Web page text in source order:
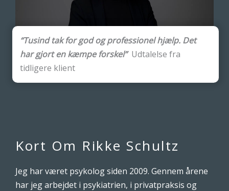
“Tusind tak for god og professionel hjælp. Det
har gjort en kæmpe forskel” Udtalelse fra
tidligere klient
Kort Om Rikke Schultz
Jeg har været psykolog siden 2009. Gennem årene
har jeg arbejdet i psykiatrien, i privatpraksis og